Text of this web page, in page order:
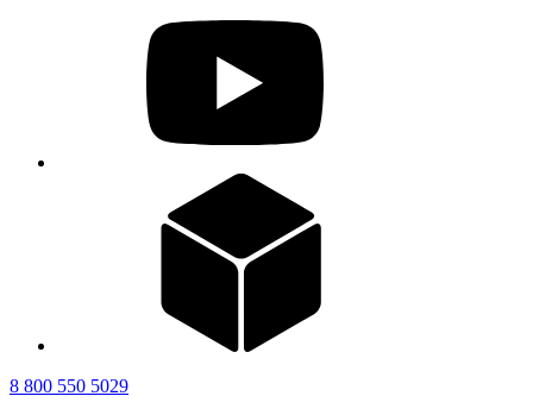
8 800 550 5029